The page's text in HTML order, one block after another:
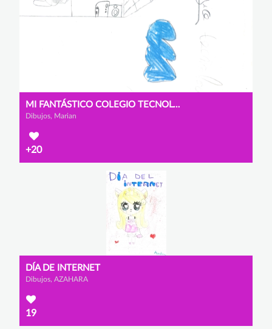
MI FANTÁSTICO COLEGIO TECNOLÓGICO
Dibujos, Marian
+20
DÍA DE INTERNET
Dibujos, AZAHARA
19